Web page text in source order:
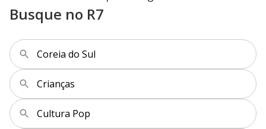
Busque no R7
Coreia do Sul
Crianças
Cultura Pop